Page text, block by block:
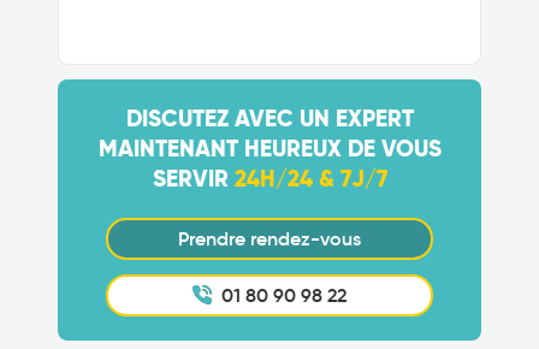
DISCUTEZ AVEC UN EXPERT
MAINTENANT HEUREUX DE VOUS
SERVIR 24H/24 & 7J/7
Prendre rendez-vous
01 80 90 98 22